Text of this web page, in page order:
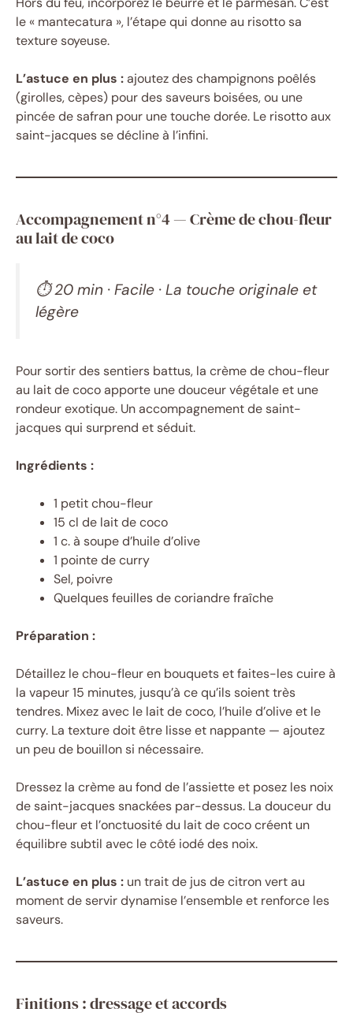
le « mantecatura », l’étape qui donne au risotto sa
texture soyeuse.
L’astuce en plus :ajoutez des champignons poêlés
(girolles, cèpes) pour des saveurs boisées, ou une
pincée de safran pour une touche dorée. Le risotto aux
saint-jacques se décline à l’infini.
Accompagnement n°4 — Crème de chou-fleur
au lait de coco
⏱ 20 min · Facile · La touche originale et
légère
Pour sortir des sentiers battus, la crème de chou-fleur
au lait de coco apporte une douceur végétale et une
rondeur exotique. Un accompagnement de saint-
jacques qui surprend et séduit.
Ingrédients :
1 petit chou-fleur
15 cl de lait de coco
1 c. à soupe d’huile d’olive
1 pointe de curry
Sel, poivre
Quelques feuilles de coriandre fraîche
Préparation :
Détaillez le chou-fleur en bouquets et faites-les cuire à
la vapeur 15 minutes, jusqu’à ce qu’ils soient très
tendres. Mixez avec le lait de coco, l’huile d’olive et le
curry. La texture doit être lisse et nappante — ajoutez
un peu de bouillon si nécessaire.
Dressez la crème au fond de l’assiette et posez les noix
de saint-jacques snackées par-dessus. La douceur du
chou-fleur et l’onctuosité du lait de coco créent un
équilibre subtil avec le côté iodé des noix.
L’astuce en plus : un trait de jus de citron vert au
moment de servir dynamise l’ensemble et renforce les
saveurs.
Finitions : dressage et accords